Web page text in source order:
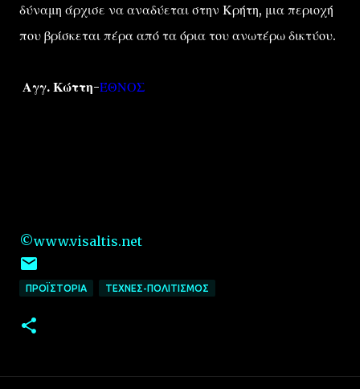
δύναμη άρχισε να αναδύεται στην Κρήτη, μια περιοχή
που βρίσκεται πέρα από τα όρια του ανωτέρω δικτύου.
Αγγ. Κώττη-ΈΘΝΟΣ
©www.visaltis.net
ΠΡΟΪΣΤΟΡΙΑ ΤΕΧΝΕΣ-ΠΟΛΙΤΙΣΜΟΣ